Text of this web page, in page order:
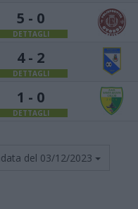
5 - 0
DETTAGLI
4 - 2
DETTAGLI
1 - 0
DETTAGLI
del 03/12/2023